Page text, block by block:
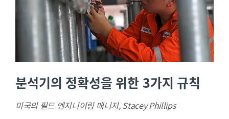
분석기의 정확성을 위한 3가지 규칙
미국의 필드 엔지니어링 매니저, Stacey Phillips